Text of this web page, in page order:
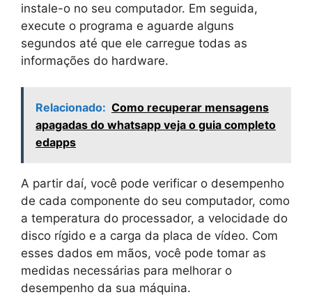
instale-o no seu computador. Em seguida,
execute o programa e aguarde alguns
segundos até que ele carregue todas as
informações do hardware.
Relacionado: Como recuperar mensagens
apagadas do whatsapp veja o guia completo
edapps
A partir daí, você pode verificar o desempenho
de cada componente do seu computador, como
a temperatura do processador, a velocidade do
disco rígido e a carga da placa de vídeo. Com
esses dados em mãos, você pode tomar as
medidas necessárias para melhorar o
desempenho da sua máquina.